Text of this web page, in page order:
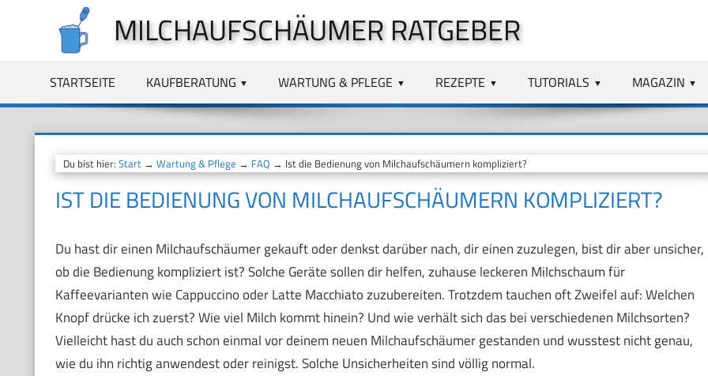
springen
MILCHAUFSCHÄUMER RATGEBER
STARTSEITE KAUFBERATUNG WARTUNG & PFLEGE REZEPTE TUTORIALS MAGAZIN
Du bist hier: Start→ Wartung & Pflege → FAQ → Ist die Bedienung von Milchaufschäumern kompliziert?
IST DIE BEDIENUNG VON MILCHAUFSCHÄUMERN KOMPLIZIERT?
Du hast dir einen Milchaufschäumer gekauft oder denkst darüber nach, dir einen zuzulegen, bist dir aber unsicher,
ob die Bedienung kompliziert ist? Solche Geräte sollen dir helfen, zuhause leckeren Milchschaum für
Kaffeevarianten wie Cappuccino oder Latte Macchiato zuzubereiten. Trotzdem tauchen oft Zweifel auf: Welchen
Knopf drücke ich zuerst? Wie viel Milch kommt hinein? Und wie verhält sich das bei verschiedenen Milchsorten?
Vielleicht hast du auch schon einmal vor deinem neuen Milchaufschäumer gestanden und wusstest nicht genau,
wie du ihn richtig anwendest oder reinigst. Solche Unsicherheiten sind völlig normal.